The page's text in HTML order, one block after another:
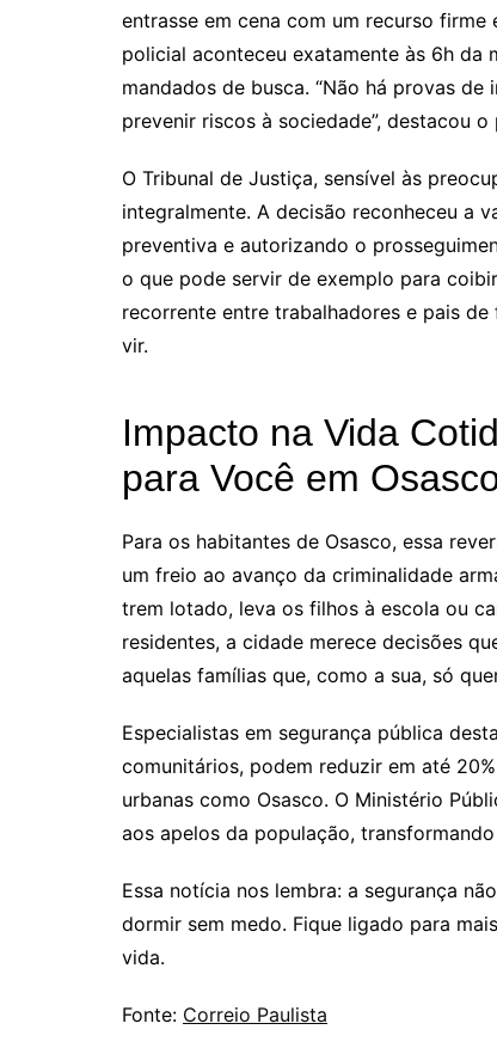
entrasse em cena com um recurso
policial aconteceu exatamente às 6h da
mandados de busca. “Não há provas
prevenir riscos à sociedade”, destacou
O Tribunal de Justiça, sensível às
integralmente. A decisão reconheceu a
preventiva e autorizando o
o que pode servir de exemplo para
recorrente entre trabalhadores e pais
vir.
Impacto na Vida
para Você em
Para os habitantes de Osasco, essa
um freio ao avanço da criminalidade
trem lotado, leva os filhos à escola ou
residentes, a cidade merece decisões
aquelas famílias que, como a sua, só
Especialistas em segurança pública
comunitários, podem reduzir em até
urbanas como Osasco. O Ministério
aos apelos da população,
Essa notícia nos lembra: a segurança
dormir sem medo. Fique ligado para
vida.
Fonte: Correio Paulista